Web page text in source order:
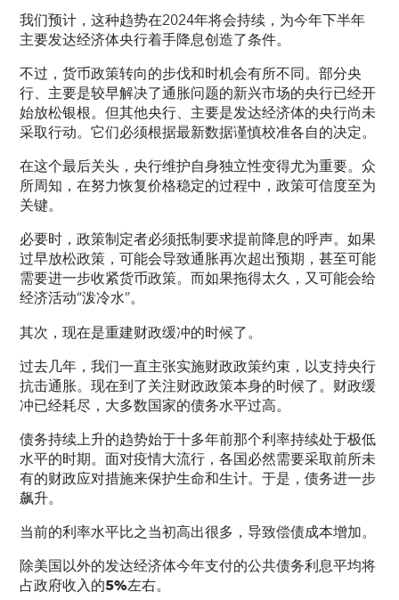
我们预计，这种趋势在2024年将会持续，为今年下半年
主要发达经济体央行着手降息创造了条件。
不过，货币政策转向的步伐和时机会有所不同。部分央
行、主要是较早解决了通胀问题的新兴市场的央行已经开
始放松银根。但其他央行、主要是发达经济体的央行尚未
采取行动。它们必须根据最新数据谨慎校准各自的决定。
在这个最后关头，央行维护自身独立性变得尤为重要。众
所周知，在努力恢复价格稳定的过程中，政策可信度至为
关键。
必要时，政策制定者必须抵制要求提前降息的呼声。如果
过早放松政策，可能会导致通胀再次超出预期，甚至可能
需要进一步收紧货币政策。而如果拖得太久，又可能会给
经济活动“泼冷水”。
其次，现在是重建财政缓冲的时候了。
过去几年，我们一直主张实施财政政策约束，以支持央行
抗击通胀。现在到了关注财政政策本身的时候了。财政缓
冲已经耗尽，大多数国家的债务水平过高。
债务持续上升的趋势始于十多年前那个利率持续处于极低
水平的时期。面对疫情大流行，各国必然需要采取前所未
有的财政应对措施来保护生命和生计。于是，债务进一步
飙升。
当前的利率水平比之当初高出很多，导致偿债成本增加。
除美国以外的发达经济体今年支付的公共债务利息平均将
占政府收入的5%左右。